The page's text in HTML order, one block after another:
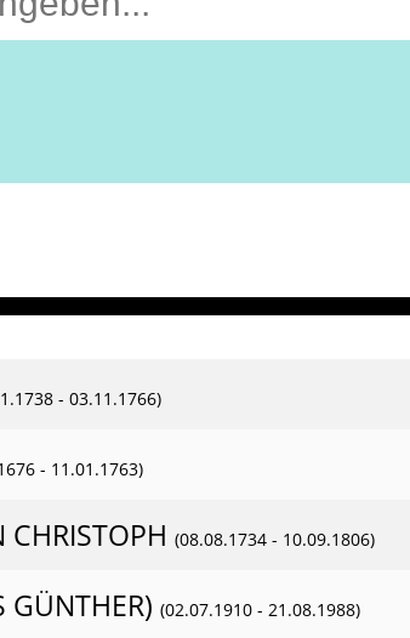
- 03.11.1766)
- 11.01.1763)
(08.08.1734 - 10.09.1806)
GÜNTHER) (02.07.1910 - 21.08.1988)